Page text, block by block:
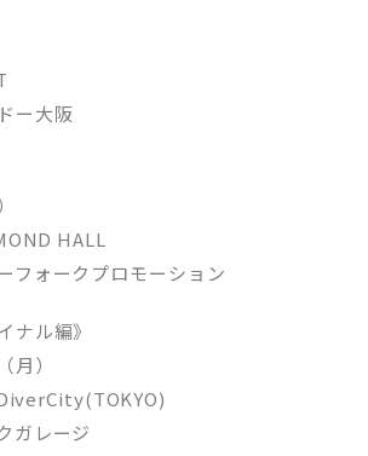
ー大阪
HALL
フォークプロモーション
ナル編》
月）
ガレージ